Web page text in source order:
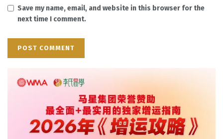
Save my name, email, and website in this browser for the
next time I comment.